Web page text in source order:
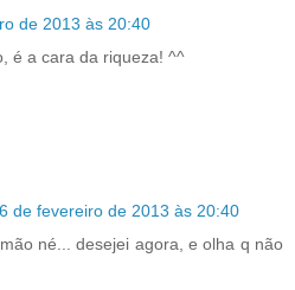
de 2013 às 20:40
é a cara da riqueza! ^^
de fevereiro de 2013 às 20:40
né... desejei agora, e olha q não